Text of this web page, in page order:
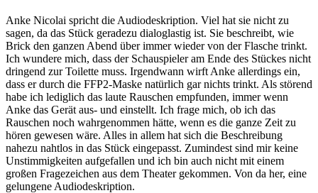
Anke Nicolai spricht die Audiodeskription. Viel hat sie nicht zu
sagen, da das Stück geradezu dialoglastig ist. Sie beschreibt, wie
Brick den ganzen Abend über immer wieder von der Flasche trinkt.
Ich wundere mich, dass der Schauspieler am Ende des Stückes nicht
dringend zur Toilette muss. Irgendwann wirft Anke allerdings ein,
dass er durch die FFP2-Maske natürlich gar nichts trinkt. Als störend
habe ich lediglich das laute Rauschen empfunden, immer wenn
Anke das Gerät aus- und einstellt. Ich frage mich, ob ich das
Rauschen noch wahrgenommen hätte, wenn es die ganze Zeit zu
hören gewesen wäre. Alles in allem hat sich die Beschreibung
nahezu nahtlos in das Stück eingepasst. Zumindest sind mir keine
Unstimmigkeiten aufgefallen und ich bin auch nicht mit einem
großen Fragezeichen aus dem Theater gekommen. Von da her, eine
gelungene Audiodeskription.